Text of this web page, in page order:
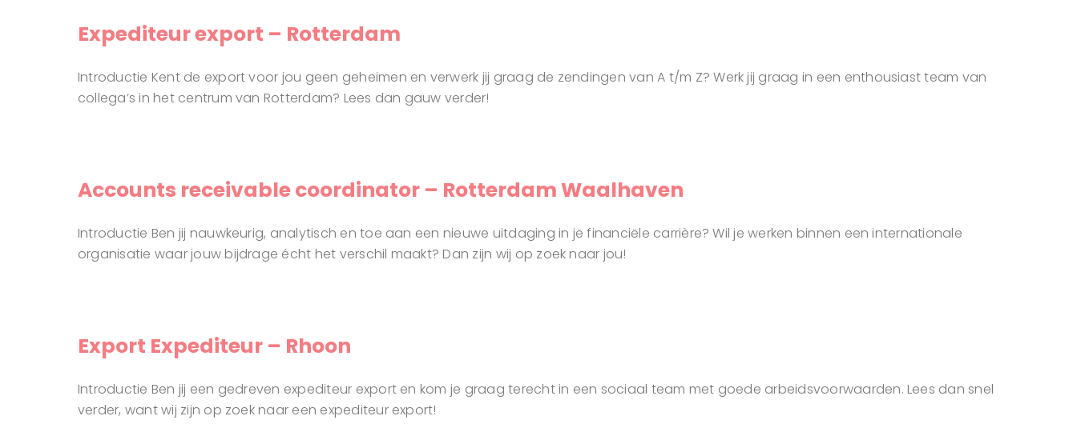
Expediteur export – Rotterdam
Introductie Kent de export voor jou geen geheimen en verwerk jij graag de zendingen van A t/m Z? Werk jij graag in een enthousiast team van
collega’s in het centrum van Rotterdam? Lees dan gauw verder!
Accounts receivable coordinator – Rotterdam Waalhaven
Introductie Ben jij nauwkeurig, analytisch en toe aan een nieuwe uitdaging in je financiële carrière? Wil je werken binnen een internationale
organisatie waar jouw bijdrage écht het verschil maakt? Dan zijn wij op zoek naar jou!
Export Expediteur – Rhoon
Introductie Ben jij een gedreven expediteur export en kom je graag terecht in een sociaal team met goede arbeidsvoorwaarden. Lees dan snel
verder, want wij zijn op zoek naar een expediteur export!